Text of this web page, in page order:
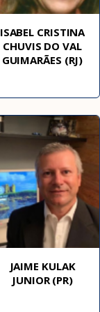
ISABEL CRISTINA
CHUVIS DO VAL
GUIMARÃES (RJ)
JAIME KULAK
JUNIOR (PR)